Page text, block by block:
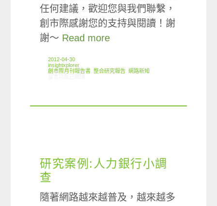
任何建議，歡迎您與我們聯繫，
創市際感謝您的支持與閱讀！謝
謝～ Read more
2012-04-30
insightxplorer
創市際月刊報告書 ,整合研究報告 ,網路新知
研究案例:人力銀行小調
查
隨著網路越來越普及，越來越多